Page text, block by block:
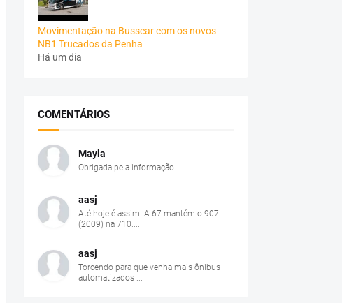
Movimentação na Busscar com os novos
NB1 Trucados da Penha
Há um dia
COMENTÁRIOS
Mayla
Obrigada pela informação.
aasj
Até hoje é assim. A 67 mantém o 907
(2009) na 710....
aasj
Torcendo para que venha mais ônibus
automatizados ...